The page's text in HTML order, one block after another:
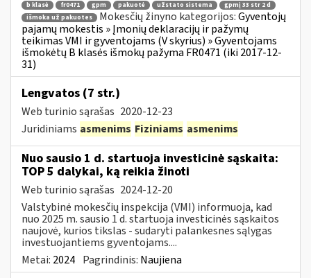
b klasė fr0471 gpm pakuotė užstato sistema
gpmį 33 str 2 d
išmoka už pakuotes
Mokesčių žinyno kategorijos:Gyventojų
pajamų mokestis » Įmonių deklaracijų ir pažymų
teikimas VMI ir gyventojams (V skyrius) » Gyventojams
išmokėtų B klasės išmokų pažyma FR0471 (iki 2017-12-
31)
Lengvatos (7 str.)
Web turinio sąrašas 2020-12-23
Juridiniams asmenims Fiziniams asmenims
Nuo sausio 1 d. startuoja investicinė sąskaita:
TOP 5 dalykai, ką reikia žinoti
Web turinio sąrašas 2024-12-20
Valstybinė mokesčių inspekcija (VMI) informuoja, kad
nuo 2025 m. sausio 1 d. startuoja investicinės sąskaitos
naujovė, kurios tikslas - sudaryti palankesnes sąlygas
investuojantiems gyventojams....
Metai: 2024 Pagrindinis: Naujiena